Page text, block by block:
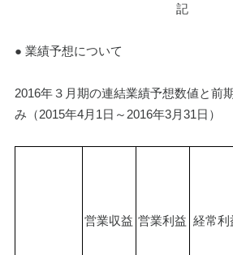
記
● 業績予想について
2016年３月期の連結業績予想数値と前
み（2015年4月1日～2016年3月31日）
営業収益 営業利益 経常利